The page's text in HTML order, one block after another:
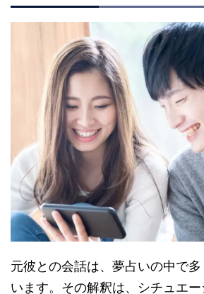
元彼との会話は、夢占いの中で
います。その解釈は、シチュエ